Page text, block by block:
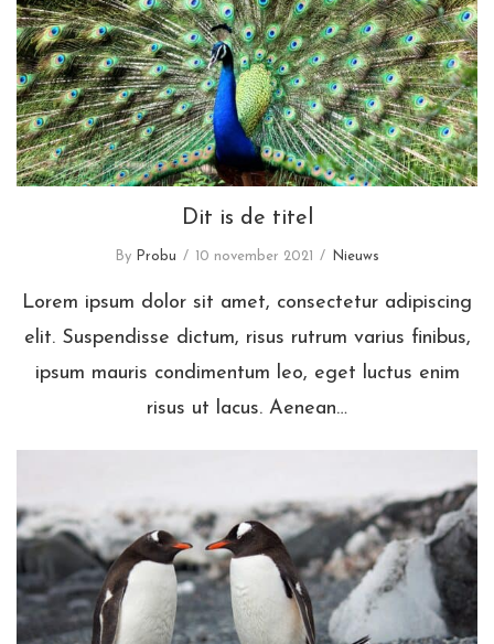
Dit is de titel
Dit is de titel
By Probu 10 november 2021 Nieuws
Lorem ipsum dolor sit amet, consectetur adipiscing
elit. Suspendisse dictum, risus rutrum varius finibus,
ipsum mauris condimentum leo, eget luctus enim
risus ut lacus. Aenean…
Nieuwsbericht titel